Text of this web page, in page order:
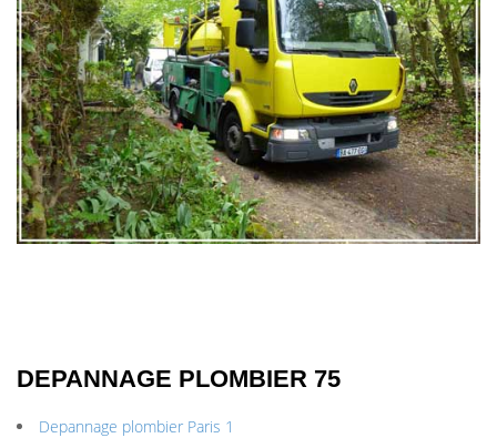
DEPANNAGE PLOMBIER 75
Depannage plombier Paris 1